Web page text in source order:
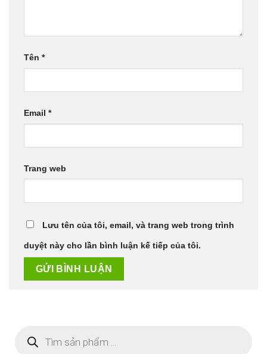
Tên *
Email *
Trang web
Lưu tên của tôi, email, và trang web trong trình
duyệt này cho lần bình luận kế tiếp của tôi.
kiếm